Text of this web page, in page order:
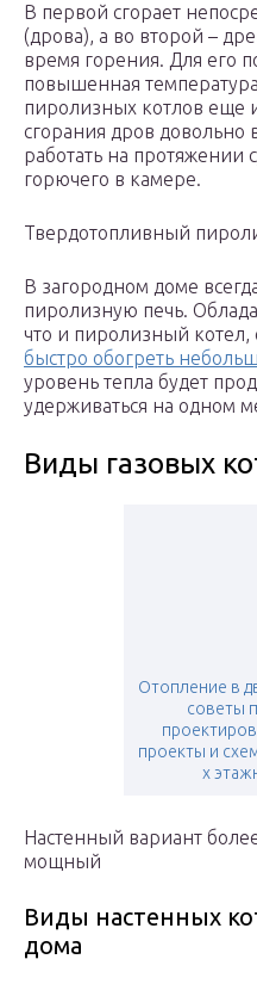
В первой сгорает
(дрова), а во второй –
время горения. Для его
повышенная
пиролизных котлов еще
сгорания дров довольно
работать на протяжении
горючего в камере.
Твердотопливный
В загородном доме
пиролизную печь.
что и пиролизный котел,
быстро обогреть
уровень тепла будет
удерживаться на одном
Виды газовых
Отопление в
советы
проекты и
х
Настенный вариант
мощный
Виды настенных
дома